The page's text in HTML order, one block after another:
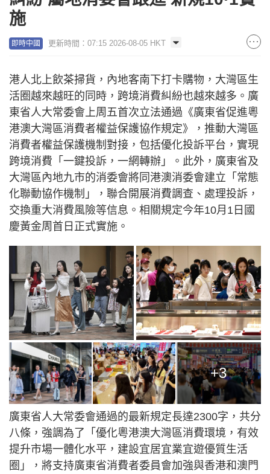
施
即時中國 更新時間：07:15 2026-08-05 HKT
港人北上飲茶掃貨，內地客南下打卡購物，大灣區生
活圈越來越旺的同時，跨境消費糾紛也越來越多。廣
東省人大常委會上周五首次立法通過《廣東省促進粵
港澳大灣區消費者權益保護協作規定》，推動大灣區
消費者權益保護機制對接，包括優化投訴平台，實現
跨境消費「一鍵投訴，一網轉辦」。此外，廣東省及
大灣區內地九市的消委會將同港澳消委會建立「常態
化聯動協作機制」，聯合開展消費調查、處理投訴，
交換重大消費風險等信息。相關規定今年10月1日國
慶黃金周首日正式實施。
+3
廣東省人大常委會通過的最新規定長達2300字，共分
八條，強調為了「優化粵港澳大灣區消費環境，有效
提升市場一體化水平，建設宜居宜業宜遊優質生活
圈」，將支持廣東省消費者委員會加強與香港和澳門